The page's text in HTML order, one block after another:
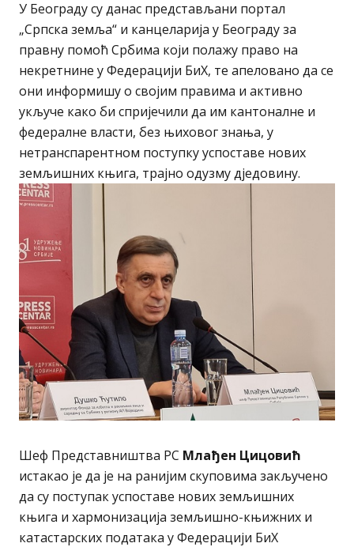
У Београду су данас представљани портал
„Српска земља“ и канцеларија у Београду за
правну помоћ Србима који полажу право на
некретнине у Федерацији БиХ, те апеловано да се
они информишу о својим правима и активно
укључе како би спријечили да им кантоналне и
федералне власти, без њиховог знања, у
нетранспарентном поступку успоставе нових
земљишних књига, трајно одузму дједовину.
Шеф Представништва РС Млађен Цицовић
истакао је да је на ранијим скуповима закључено
да су поступак успоставе нових земљишних
књига и хармонизација земљишно-књижних и
катастарских података у Федерацији БиХ